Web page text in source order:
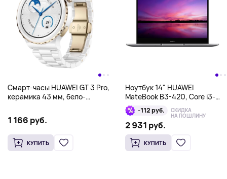
Смарт-часы HUAWEI GT 3 Pro,
керамика 43 мм, бело-
1 166 руб.
КУПИТЬ
Ноутбук 14" HUAWEI
MateBook B3-420, Core i3-
1135G7, 8/512Гб, серый
-112 руб. СКИДКА
НА ПОШЛИНУ
2 931 руб.
КУПИТЬ